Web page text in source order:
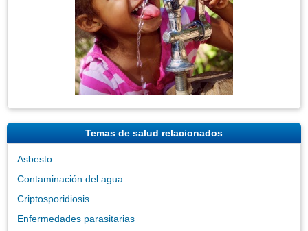
Temas de salud relacionados
Asbesto
Contaminación del agua
Criptosporidiosis
Enfermedades parasitarias